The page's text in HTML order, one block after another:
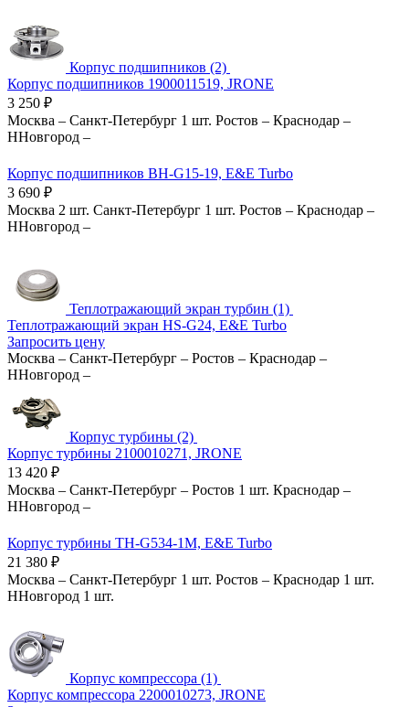
Корпус подшипников (2)
Корпус подшипников 1900011519, JRONE
3 250 ₽
Москва – Санкт-Петербург 1 шт. Ростов – Краснодар –
ННовгород –
Корпус подшипников BH-G15-19, E&E Turbo
3 690 ₽
Москва 2 шт. Санкт-Петербург 1 шт. Ростов – Краснодар –
ННовгород –
Теплотражающий экран турбин (1)
Теплотражающий экран HS-G24, E&E Turbo
Запросить цену
Москва – Санкт-Петербург – Ростов – Краснодар –
ННовгород –
Корпус турбины (2)
Корпус турбины 2100010271, JRONE
13 420 ₽
Москва – Санкт-Петербург – Ростов 1 шт. Краснодар –
ННовгород –
Корпус турбины TH-G534-1M, E&E Turbo
21 380 ₽
Москва – Санкт-Петербург 1 шт. Ростов – Краснодар 1 шт.
ННовгород 1 шт.
Корпус компрессора (1)
Корпус компрессора 2200010273, JRONE